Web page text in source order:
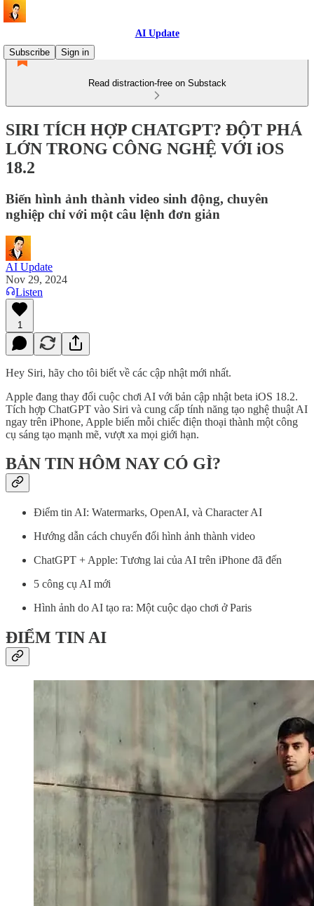
AI Update
Subscribe
Sign in
Read distraction-free on Substack
SIRI TÍCH HỢP CHATGPT? ĐỘT PHÁ
LỚN TRONG CÔNG NGHỆ VỚI iOS
18.2
Biến hình ảnh thành video sinh động, chuyên
nghiệp chỉ với một câu lệnh đơn giản
AI Update
Nov 29, 2024
Listen
1
Hey Siri, hãy cho tôi biết về các cập nhật mới nhất.
Apple đang thay đổi cuộc chơi AI với bản cập nhật beta iOS 18.2.
Tích hợp ChatGPT vào Siri và cung cấp tính năng tạo nghệ thuật AI
ngay trên iPhone, Apple biến mỗi chiếc điện thoại thành một công
cụ sáng tạo mạnh mẽ, vượt xa mọi giới hạn.
BẢN TIN HÔM NAY CÓ GÌ?
Điểm tin AI: Watermarks, OpenAI, và Character AI
Hướng dẫn cách chuyển đổi hình ảnh thành video
ChatGPT + Apple: Tương lai của AI trên iPhone đã đến
5 công cụ AI mới
Hình ảnh do AI tạo ra: Một cuộc dạo chơi ở Paris
ĐIỂM TIN AI